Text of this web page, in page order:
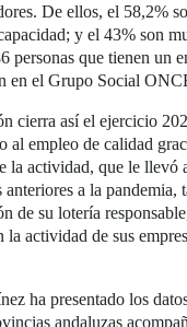
De ellos, el 58,2%
y el 43% son
personas que tienen un
en el Grupo Social
cierra así el ejercicio
al empleo de calidad
la actividad, que le llevó
anteriores a la pandemia,
de su lotería
la actividad de sus
ha presentado los
andaluzas